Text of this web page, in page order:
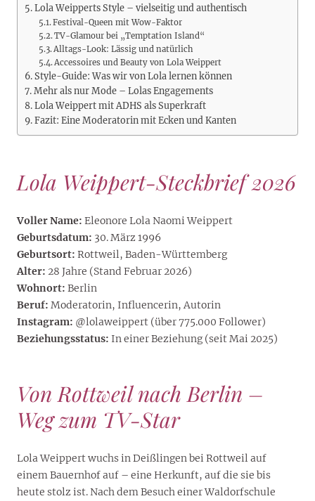
Lola Weipperts Style – vielseitig und authentisch
Festival-Queen mit Wow-Faktor
TV-Glamour bei „Temptation Island“
Alltags-Look: Lässig und natürlich
Accessoires und Beauty von Lola Weippert
Style-Guide: Was wir von Lola lernen können
Mehr als nur Mode – Lolas Engagements
Lola Weippert mit ADHS als Superkraft
Fazit: Eine Moderatorin mit Ecken und Kanten
Lola Weippert-Steckbrief 2026
Voller Name: Eleonore Lola Naomi Weippert
Geburtsdatum: 30. März 1996
Geburtsort: Rottweil, Baden-Württemberg
Alter: 28 Jahre (Stand Februar 2026)
Wohnort: Berlin
Beruf: Moderatorin, Influencerin, Autorin
Instagram: @lolaweippert (über 775.000 Follower)
Beziehungsstatus: In einer Beziehung (seit Mai 2025)
Von Rottweil nach Berlin –
Weg zum TV-Star
Lola Weippert wuchs in Deißlingen bei Rottweil auf
einem Bauernhof auf – eine Herkunft, auf die sie bis
heute stolz ist. Nach dem Besuch einer Waldorfschule